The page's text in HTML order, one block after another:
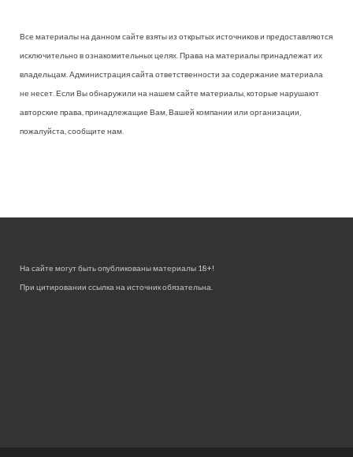
Все материалы на данном сайте взяты из открытых источников и предоставляются
исключительно в ознакомительных целях. Права на материалы принадлежат их
владельцам. Администрация сайта ответственности за содержание материала
не несет. Если Вы обнаружили на нашем сайте материалы, которые нарушают
авторские права, принадлежащие Вам, Вашей компании или организации,
пожалуйста, сообщите нам.
На сайте могут быть опубликованы материалы 18+!
При цитировании ссылка на источник обязательна.